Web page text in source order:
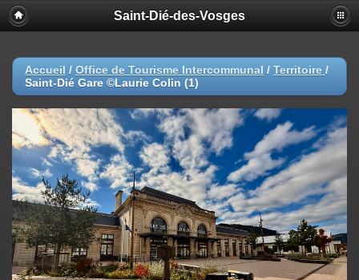
Saint-Dié-des-Vosges
Accueil / Office de Tourisme Intercommunal / Territoire /
Saint-Dié Gare ©Laurie Colin (1)